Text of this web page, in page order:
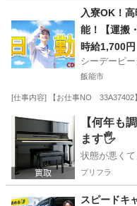
入間市駅
入寮OK！
能！【運搬
自動車通勤
時給1,700円
シーデーピ
飯能市
[仕事内容] 【お仕事NO 33A37402
埼玉 飯能市 その他
【何年も
ます🖐️
状態が悪く
プリフラ
スピードキ